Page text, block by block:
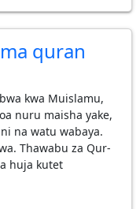
quran
kwa Muislamu,
nuru maisha yake,
na watu wabaya.
Thawabu za Qur-
huja kutet